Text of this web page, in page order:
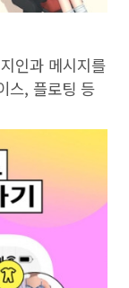
인과 메시지를
스, 플로팅 등